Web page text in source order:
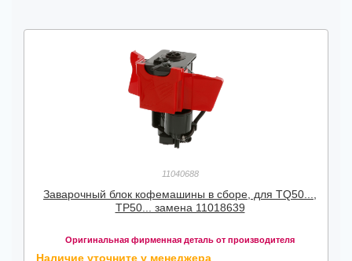
11040688
Заварочный блок кофемашины в сборе, для TQ50...,
TP50... замена 11018639
Оригинальная фирменная деталь от производителя
Наличие уточните у менеджера